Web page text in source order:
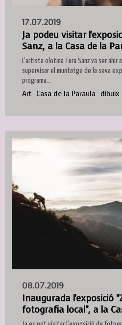
17.07.2019
Ja podeu visitar
Sanz, a la Casa de la
L’artista olotina Tura Sanz va ser ahir
supervisar el muntatge de la seva
programa...
Art Casa de la Paraula dibuix
08.07.2019
Inaugurada l'exposició
fotografia local", a la